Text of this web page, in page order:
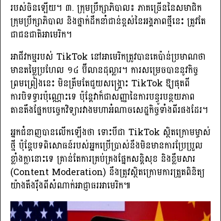
របស់ចិនឡើយ។ ៣. ក្រុមប្រឹក្សាភិបាល៖ ភាគច្រើននៃសមាជិក
ក្រុមប្រឹក្សាភិបាល និងថ្នាក់ដឹកនាំជាន់ខ្ពស់នៃអង្គភាពថ្មីនេះ ត្រូវតែ
ជាជនជាតិអាមេរិក។
អាជីវកម្មរបស់ TikTok នៅអាមេរិកត្រូវបានគេប៉ាន់ប្រមាណថា
មានតម្លៃប្រហែល ១៤ ប៊ីលានដុល្លារ។ ការសម្រេចបាននូវកិច្ច
ព្រមព្រៀងនេះ មិនត្រឹមតែជួយសង្គ្រោះ TikTok ឱ្យផុតពី
ការបិទទ្វារប៉ុណ្ណោះទេ ប៉ុន្តែវាក៏ជាសញ្ញានៃការបន្ធូរបន្ថយភាព
តានតឹងផ្នែកបច្ចេកវិទ្យារវាងមហាអំណាចសេដ្ឋកិច្ចទាំងពីរផងដែរ។
អ្នកជំនាញបានលើកឡើងថា ទោះបីជា TikTok ស្ថិតក្រោមម្ចាស់
ថ្មី ប៉ុន្តែបទពិសោធន៍របស់អ្នកប្រើប្រាស់នឹងមិនមានការប្រែប្រួល
ខ្លាំងក្លានោះទេ គ្រាន់តែការគ្រប់គ្រងផ្នែកសន្តិសុខ និងខ្លឹមសារ
(Content Moderation) នឹងត្រូវស្ថិតក្រោមការត្រួតពិនិត្យ
យ៉ាងតឹងរ៉ឹងពីសំណាក់អាជ្ញាធរអាមេរិក៕